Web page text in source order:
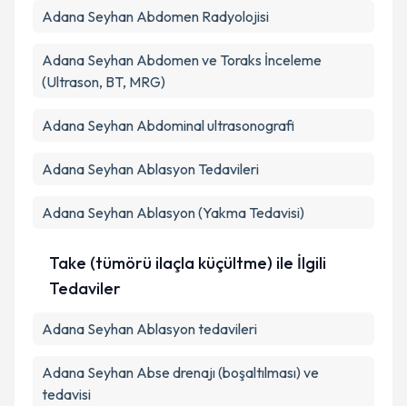
Adana Seyhan Abdomen Radyolojisi
Adana Seyhan Abdomen ve Toraks İnceleme
(Ultrason, BT, MRG)
Adana Seyhan Abdominal ultrasonografi
Adana Seyhan Ablasyon Tedavileri
Adana Seyhan Ablasyon (Yakma Tedavisi)
Take (tümörü ilaçla küçültme) ile İlgili
Tedaviler
Adana Seyhan Ablasyon tedavileri
Adana Seyhan Abse drenajı (boşaltılması) ve
tedavisi